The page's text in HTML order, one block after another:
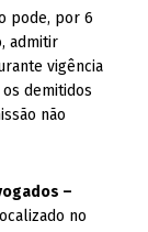
pode, por 6
admitir
vigência
demitidos
não
–
no